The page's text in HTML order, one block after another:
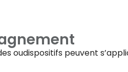
oudispositifs peuvent